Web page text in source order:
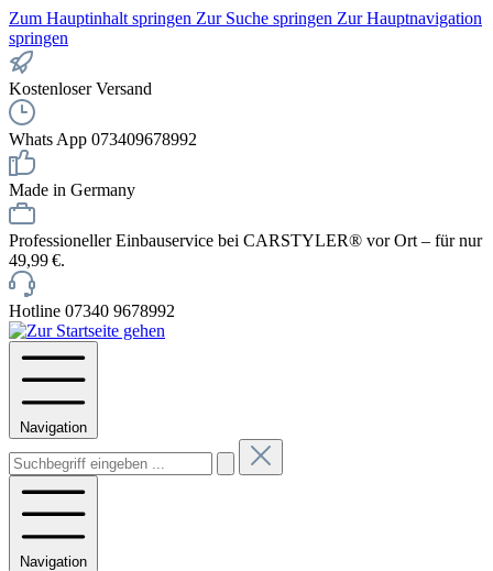
Zum Hauptinhalt springen Zur Suche springen Zur Hauptnavigation
springen
Kostenloser Versand
Whats App 073409678992
Made in Germany
Professioneller Einbauservice bei CARSTYLER® vor Ort – für nur
49,99 €.
Hotline 07340 9678992
Navigation
Navigation